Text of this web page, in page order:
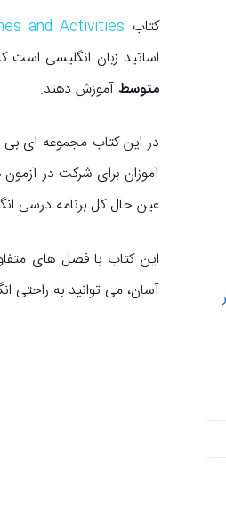
کتاب
اساتید زبان انگلیسی است
متوسطآموزش دهند.
آموزان برای شرکت در
عین حال کل برنامه درسی
این کتاب با فصل های
آسان، می توانید به راحتی